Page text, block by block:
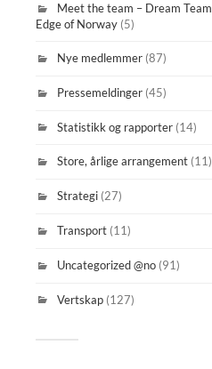
Meet the team – Dream Team
Edge of Norway (5)
Nye medlemmer (87)
Pressemeldinger (45)
Statistikk og rapporter (14)
Store, årlige arrangement (11)
Strategi (27)
Transport (11)
Uncategorized @no (91)
Vertskap (127)